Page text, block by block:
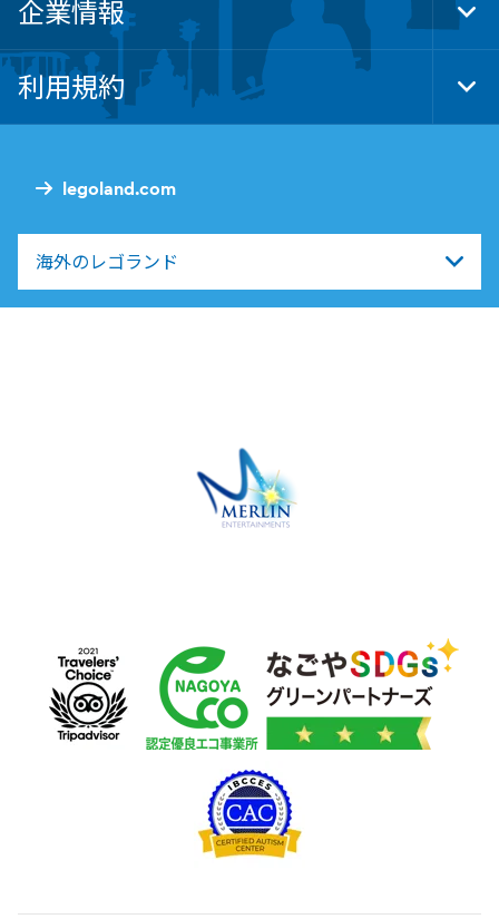
legoland.com
海外のレゴランド
企業情報
利用規約